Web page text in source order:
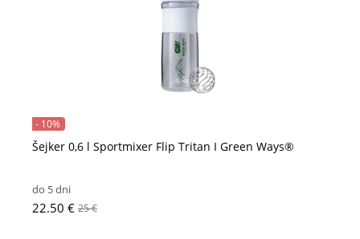
Šejker 0,6 l Sportmixer Flip Tritan I Green Ways®
- 10%
do 5 dni
22.50 € 25 €